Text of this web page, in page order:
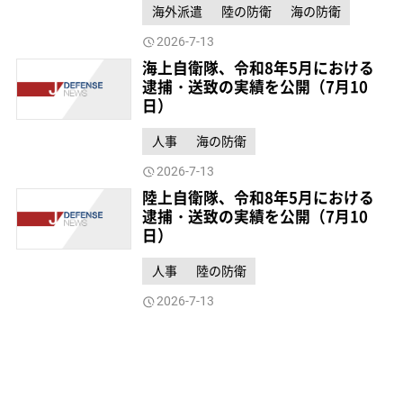
海外派遣 陸の防衛 海の防衛
2026-7-13
海上自衛隊、令和8年5月における
逮捕・送致の実績を公開（7月10
日）
人事 海の防衛
2026-7-13
陸上自衛隊、令和8年5月における
逮捕・送致の実績を公開（7月10
日）
人事 陸の防衛
2026-7-13